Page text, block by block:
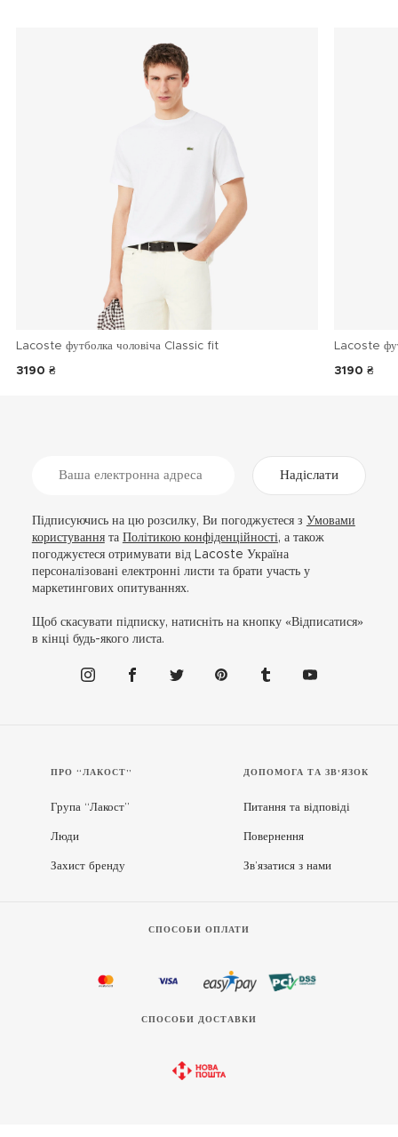
Lacoste футболка чоловіча Classic fit
3190 ₴
Lacoste
3190 ₴
Надіслати
Підписуючись на цю розсилку, Ви погоджуєтеся з Умовами
користуваннята Політикою конфіденційності, а також
погоджуєтеся отримувати від Lacoste Україна
персоналізовані електронні листи та брати участь у
маркетингових опитуваннях.
Щоб скасувати підписку, натисніть на кнопку «Відписатися»
в кінці будь-якого листа.
ПРО “ЛАКОСТ”
Група “Лакост”
Люди
Захист бренду
ДОПОМОГА ТА ЗВ'ЯЗОК
Питання та відповіді
Повернення
Зв’язатися з нами
СПОСОБИ ОПЛАТИ
СПОСОБИ ДОСТАВКИ